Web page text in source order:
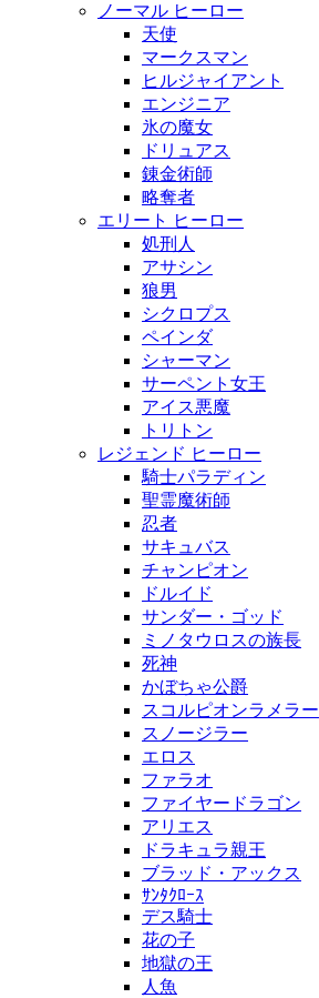
ノーマル ヒーロー
天使
マークスマン
ヒルジャイアント
エンジニア
氷の魔女
ドリュアス
錬金術師
略奪者
エリート ヒーロー
処刑人
アサシン
狼男
シクロプス
ペインダ
シャーマン
サーペント女王
アイス悪魔
トリトン
レジェンド ヒーロー
騎士パラディン
聖霊魔術師
忍者
サキュバス
チャンピオン
ドルイド
サンダー・ゴッド
ミノタウロスの族長
死神
かぼちゃ公爵
スコルピオンラメラー
スノージラー
エロス
ファラオ
ファイヤードラゴン
アリエス
ドラキュラ親王
ブラッド・アックス
ｻﾝﾀｸﾛｰｽ
デス騎士
花の子
地獄の王
人魚